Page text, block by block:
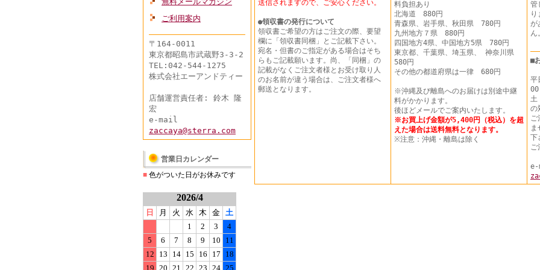
ご利用案内
〒164-0011
東京都昭島市武蔵野3-3-2
TEL:042-544-1275
株式会社エーアンドティー
店舗運営責任者: 鈴木 隆
宏
e-mail
zaccaya@sterra.com
営業日カレンダー
■ 色がついた日がお休みです
2026/4
日 月 火 水 木 金 土
1
2 3
4
5
6 7 8 9 10
11
12
13 14 15 16 17
18
19 20 21 22 23 24 25
送信されますので、ご安心ください。
●領収書の発行について
領収書ご希望の方はご注文の際、要望
欄に「領収書同梱」とご記載下さい。
宛名・但書のご指定がある場合はそち
らもご記載願います。尚、「同梱」の
記載がなくご注文者様とお受け取り人
のお名前が違う場合は、ご注文者様へ
郵送となります。
料負担あり
北海道 880円
青森県、岩手県、秋田県 780円
九州地方７県 880円
四国地方4県、中国地方5県 780円
東京都、千葉県、埼玉県、 神奈川県
580円
その他の都道府県は一律 680円
※沖縄及び離島へのお届けは別途中継
料がかかります。
後ほどメールでご案内いたします。
※お買上げ金額が5,400円（税込）を超
えた場合は送料無料となります。
※注意：沖縄・離島は除く
管
り
が
■
平
00
土
の
ご
ま
下
ご
e-